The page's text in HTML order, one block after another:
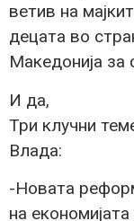
ветив на
децата во
Македонија за
И да,
Три клучни
Влада:
-Новата
на